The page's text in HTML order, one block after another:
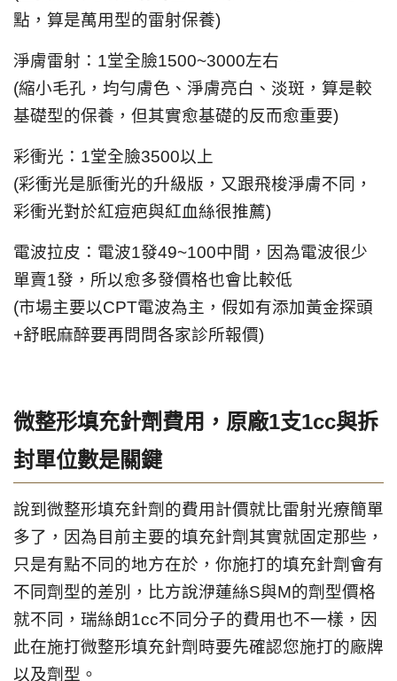
點，算是萬用型的雷射保養)
淨膚雷射：1堂全臉1500~3000左右
(縮小毛孔，均勻膚色、淨膚亮白、淡斑，算是較
基礎型的保養，但其實愈基礎的反而愈重要)
彩衝光：1堂全臉3500以上
(彩衝光是脈衝光的升級版，又跟飛梭淨膚不同，
彩衝光對於紅痘疤與紅血絲很推薦)
電波拉皮：電波1發49~100中間，因為電波很少
單賣1發，所以愈多發價格也會比較低
(市場主要以CPT電波為主，假如有添加黃金探頭
+舒眠麻醉要再問問各家診所報價)
微整形填充針劑費用，原廠1支1cc與拆
封單位數是關鍵
說到微整形填充針劑的費用計價就比雷射光療簡單
多了，因為目前主要的填充針劑其實就固定那些，
只是有點不同的地方在於，你施打的填充針劑會有
不同劑型的差別，比方說洢蓮絲S與M的劑型價格
就不同，瑞絲朗1cc不同分子的費用也不一樣，因
此在施打微整形填充針劑時要先確認您施打的廠牌
以及劑型。